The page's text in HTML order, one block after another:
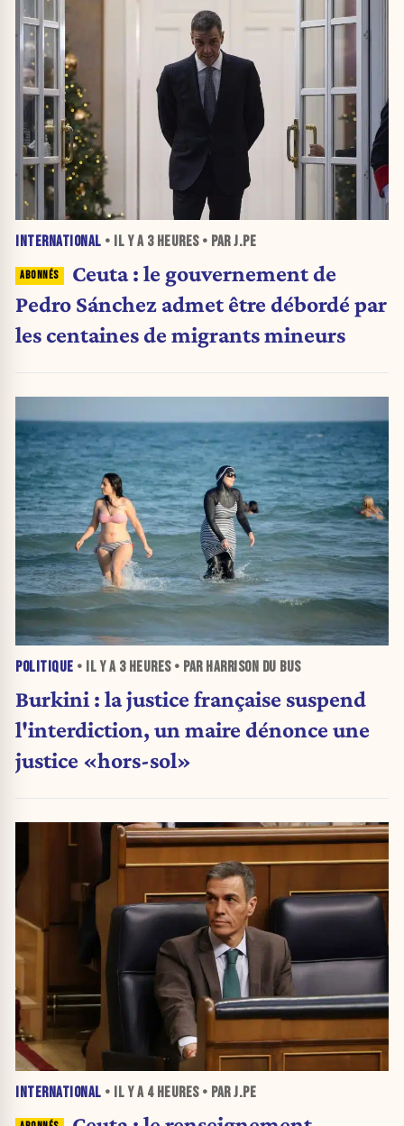
INTERNATIONAL • IL Y A 3 HEURES• PAR J.PE
Ceuta : le gouvernement de
Pedro Sánchez admet être débordé par
les centaines de migrants mineurs
POLITIQUE • IL Y A 3 HEURES• PAR HARRISON DU BUS
Burkini : la justice française suspend
l'interdiction, un maire dénonce une
justice «hors-sol»
INTERNATIONAL • IL Y A 4 HEURES• PAR J.PE